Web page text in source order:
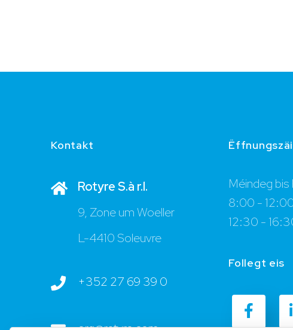
Kontakt
Rotyre S.à r.l.
9, Zone um Woeller
L-4410 Soleuvre
+352 27 69 39 0
Méindeg bis
8:00 -
12:30 -
Follegt eis